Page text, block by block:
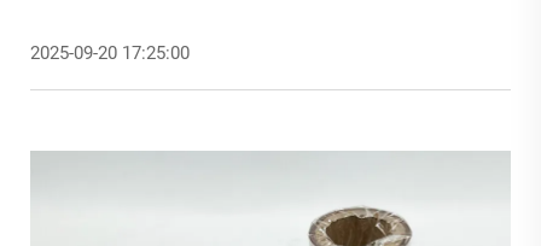
2025-09-20 17:25:00